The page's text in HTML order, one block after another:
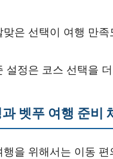
은 선택이 여행 만족
설정은 코스 선택을
벳푸 여행 준비
을 위해서는 이동